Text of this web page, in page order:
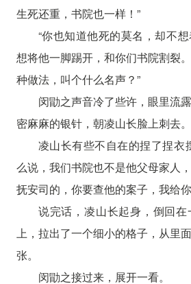
生死还重，书院也一样！”
“你也知道他死的莫名，却不
想将他一脚踢开，和你们书院割裂
种做法，叫个什么名声？”
闵勖之声音冷了些许，眼里流
密麻麻的银针，朝凌山长脸上刺去。
凌山长有些不自在的捏了捏衣
么说，我们书院也不是他父母家人
抚安司的，你要查他的案子，我给
说完话，凌山长起身，倒回
上，拉出了一个细小的格子，从里
张。
闵勖之接过来，展开一看。